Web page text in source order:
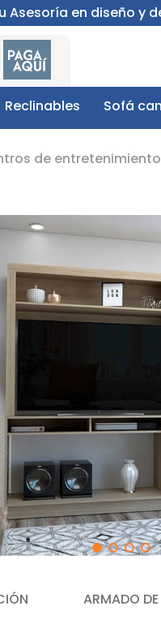
Asesoría en diseño y
Reclinables Sofá
de entretenimiento
ARMADO